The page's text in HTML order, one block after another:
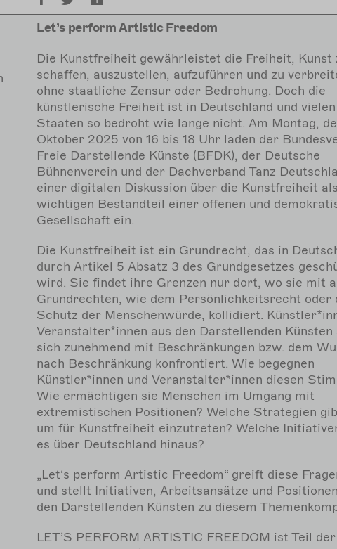
Let’s perform Artistic Freedom
Die Kunstfreiheit gewährleistet die Freiheit, Kunst
schaffen, auszustellen, aufzuführen und zu
ohne staatliche Zensur oder Bedrohung. Doch die
künstlerische Freiheit ist in Deutschland und
Staaten so bedroht wie lange nicht. Am Montag,
Oktober 2025 von 16 bis 18 Uhr laden der
Freie Darstellende Künste (BFDK), der Deutsche
Bühnenverein und der Dachverband Tanz
einer digitalen Diskussion über die Kunstfreiheit als
wichtigen Bestandteil einer offenen und
Gesellschaft ein.
Die Kunstfreiheit ist ein Grundrecht, das in
durch Artikel 5 Absatz 3 des Grundgesetzes
wird. Sie findet ihre Grenzen nur dort, wo sie mit
Grundrechten, wie dem Persönlichkeitsrecht oder
Schutz der Menschenwürde, kollidiert.
Veranstalter*innen aus den Darstellenden Künsten
sich zunehmend mit Beschränkungen bzw. dem
nach Beschränkung konfrontiert. Wie begegnen
Künstler*innen und Veranstalter*innen diesen
Wie ermächtigen sie Menschen im Umgang mit
extremistischen Positionen? Welche Strategien
um für Kunstfreiheit einzutreten? Welche
es über Deutschland hinaus?
„Let‘s perform Artistic Freedom“ greift diese
und stellt Initiativen, Arbeitsansätze und
den Darstellenden Künsten zu diesem
LET’S PERFORM ARTISTIC FREEDOM ist Teil der